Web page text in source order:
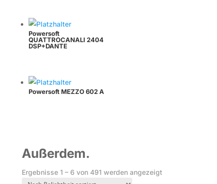
Powersoft
QUATTROCANALI 2404
DSP+DANTE
Powersoft MEZZO 602 A
Außerdem.
Ergebnisse 1 – 6 von 491 werden angezeigtNach